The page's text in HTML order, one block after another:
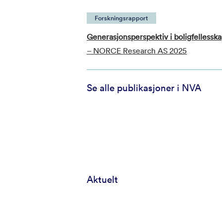
Forskningsrapport
Generasjonsperspektiv i
– NORCE Research AS 2025
Se alle publikasjoner i NVA
Aktuelt